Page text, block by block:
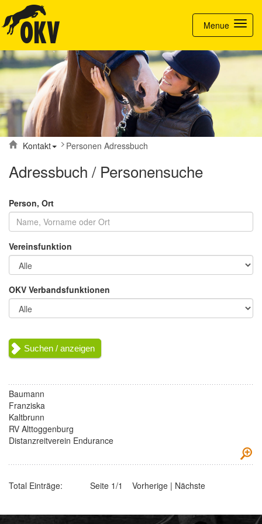
Toggle
Menue
Kontakt Personen Adressbuch
Adressbuch / Personensuche
Person, Ort
Vereinsfunktion
OKV Verbandsfunktionen
Baumann
Franziska
Kaltbrunn
RV Alttoggenburg
Distanzreitverein Endurance
Total Einträge: Seite 1/1 Vorherige | Nächste